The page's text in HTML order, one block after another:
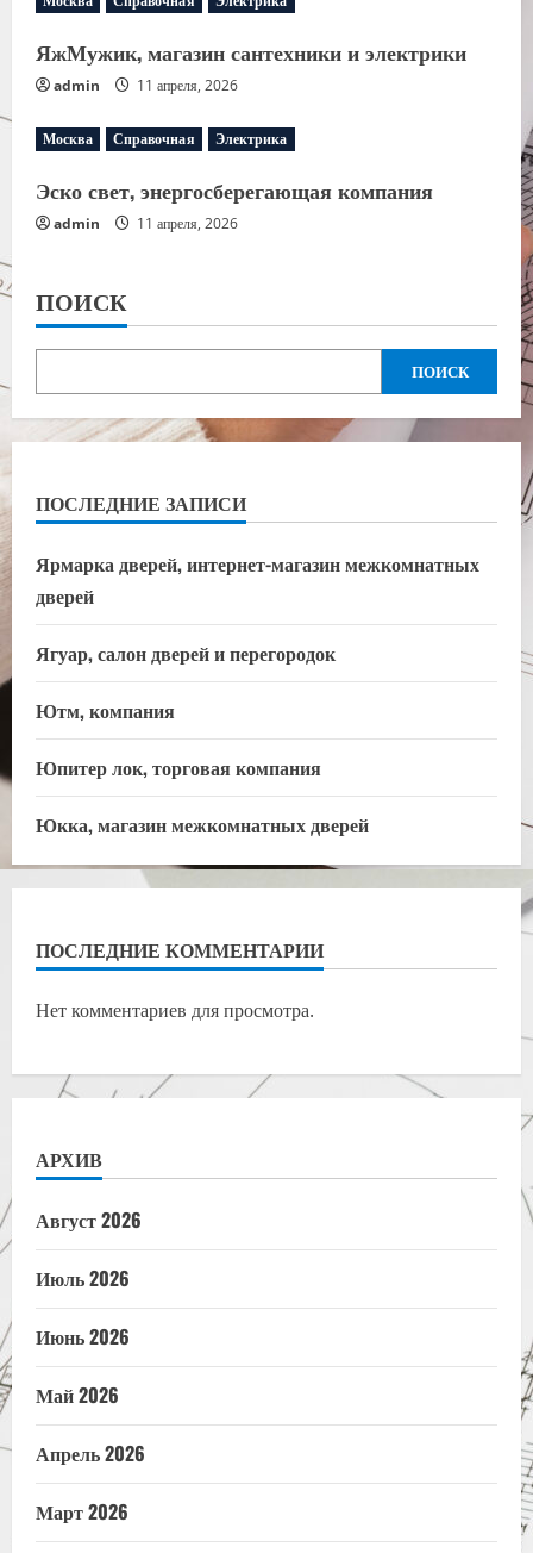
ЯжМужик, магазин сантехники и электрики
admin 11 апреля, 2026
Москва Справочная Электрика
Эско свет, энергосберегающая компания
admin 11 апреля, 2026
ПОИСК
ПОИСК
ПОСЛЕДНИЕ ЗАПИСИ
Ярмарка дверей, интернет-магазин межкомнатных
дверей
Ягуар, салон дверей и перегородок
Ютм, компания
Юпитер лок, торговая компания
Юкка, магазин межкомнатных дверей
ПОСЛЕДНИЕ КОММЕНТАРИИ
Нет комментариев для просмотра.
АРХИВ
Август 2026
Июль 2026
Июнь 2026
Май 2026
Апрель 2026
Март 2026